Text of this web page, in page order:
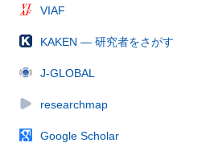
VIAF
KAKEN — 研究者をさがす
J-GLOBAL
researchmap
Google Scholar